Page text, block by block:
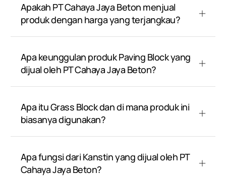
Apakah PT Cahaya Jaya Beton menjual
produk dengan harga yang terjangkau?
Apa keunggulan produk Paving Block yang
dijual oleh PT Cahaya Jaya Beton?
Apa itu Grass Block dan di mana produk ini
biasanya digunakan?
Apa fungsi dari Kanstin yang dijual oleh PT
Cahaya Jaya Beton?